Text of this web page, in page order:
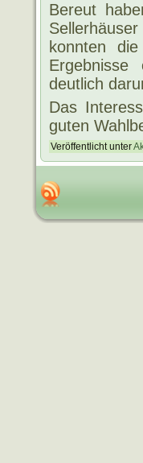
Bereut
konnten
deutlich
Das
guten
Veröffentlicht unter